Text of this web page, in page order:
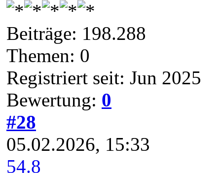
Beiträge: 198.288
Themen: 0
Registriert seit: Jun 2025
Bewertung: 0
#28
05.02.2026, 15:33
54.8